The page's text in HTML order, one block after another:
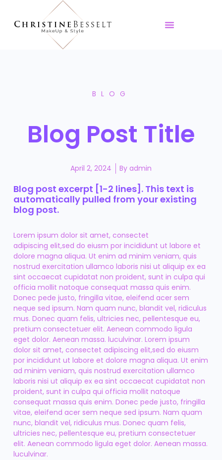
BLOG
Blog Post Title
April 2, 2024 By admin
Blog post excerpt [1-2 lines]. This text is
automatically pulled from your existing
blog post.
Lorem ipsum dolor sit amet, consectet
adipiscing elit,sed do eiusm por incididunt ut labore et
dolore magna aliqua. Ut enim ad minim veniam, quis
nostrud exercitation ullamco laboris nisi ut aliquip ex ea
sint occaecat cupidatat non proident, sunt in culpa qui
officia mollit natoque consequat massa quis enim.
Donec pede justo, fringilla vitae, eleifend acer sem
neque sed ipsum. Nam quam nunc, blandit vel, ridiculus
mus. Donec quam felis, ultricies nec, pellentesque eu,
pretium consectetuer elit. Aenean commodo ligula
eget dolor. Aenean massa. luculvinar. Lorem ipsum
dolor sit amet, consectet adipiscing elit,sed do eiusm
por incididunt ut labore et dolore magna aliqua. Ut enim
ad minim veniam, quis nostrud exercitation ullamco
laboris nisi ut aliquip ex ea sint occaecat cupidatat non
proident, sunt in culpa qui officia mollit natoque
consequat massa quis enim. Donec pede justo, fringilla
vitae, eleifend acer sem neque sed ipsum. Nam quam
nunc, blandit vel, ridiculus mus. Donec quam felis,
ultricies nec, pellentesque eu, pretium consectetuer
elit. Aenean commodo ligula eget dolor. Aenean massa.
luculvinar.